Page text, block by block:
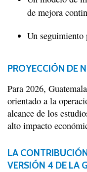
de mejora
Un
PROYECCIÓN DE
Para 2026,
orientado a la
alcance de los
alto impacto
LA
VERSIÓN 4 DE LA